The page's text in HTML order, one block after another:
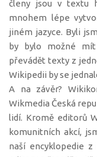
členy jsou v textu
mnohem lépe
jiném jazyce. Byli
by bylo možné
převádět texty z
Wikipedii by se
A na závěr?
Wikmedia Česká
lidí. Kromě editorů
komunitních akcí,
naší encyklopedie